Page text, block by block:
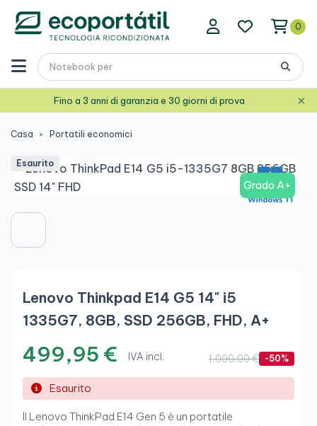
0
Fino a 3 anni di garanzia e 30 giorni di prova ×
Casa Portatili economici
Grado A+
Esaurito
Lenovo Thinkpad E14 G5 14" i5
1335G7, 8GB, SSD 256GB, FHD, A+
499,95 € IVA incl. 1.000,00 € -50%
Esaurito
Il Lenovo ThinkPad E14 Gen 5 è un portatile